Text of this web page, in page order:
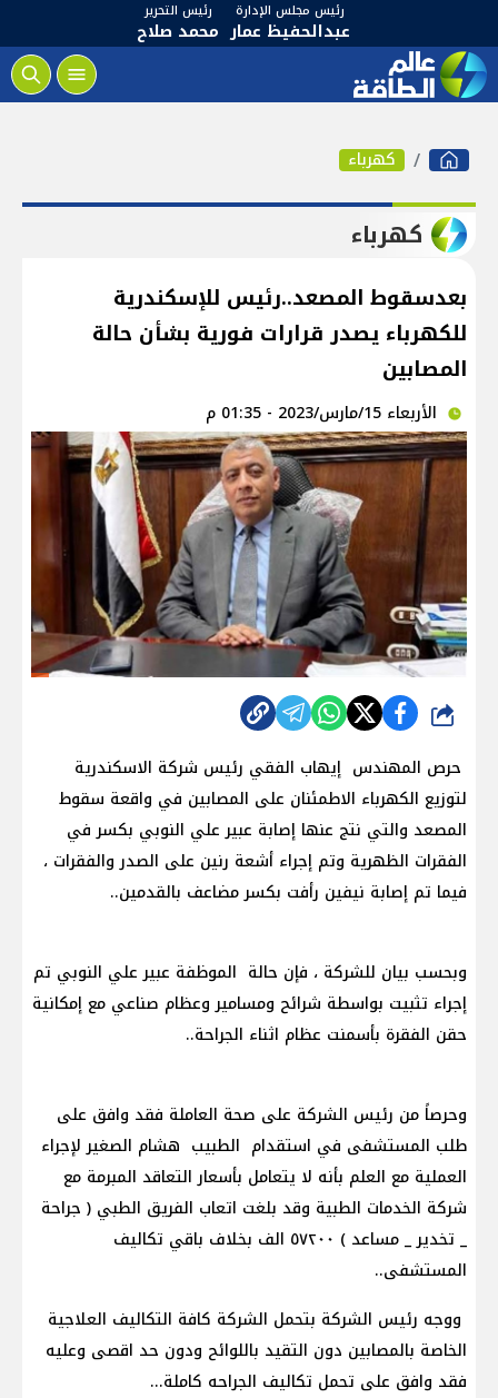
رئيس مجلس الإدارة
عبدالحفيظ عمار
رئيس التحرير
محمد صلاح
كهرباء
كهرباء
بعدسقوط المصعد..رئيس للإسكندرية
للكهرباء يصدر قرارات فورية بشأن حالة
المصابين
الأربعاء 15/مارس/2023 - 01:35 م
شارك
حرص المهندس إيهاب الفقي رئيس شركة الاسكندرية
لتوزيع الكهرباء الاطمئنان على المصابين في واقعة سقوط
المصعد والتي نتج عنها إصابة عبير علي النوبي بكسر في
الفقرات الظهرية وتم إجراء أشعة رنين على الصدر والفقرات ،
فيما تم إصابة نيفين رأفت بكسر مضاعف بالقدمين..
وبحسب بيان للشركة ، فإن حالة الموظفة عبير علي النوبي تم
إجراء تثبيت بواسطة شرائح ومسامير وعظام صناعي مع إمكانية
حقن الفقرة بأسمنت عظام اثناء الجراحة..
وحرصاً من رئيس الشركة على صحة العاملة فقد وافق على
طلب المستشفى في استقدام الطبيب هشام الصغير لإجراء
العملية مع العلم بأنه لا يتعامل بأسعار التعاقد المبرمة مع
شركة الخدمات الطبية وقد بلغت اتعاب الفريق الطبي ( جراحة
_ تخدير _ مساعد ) ٥٧٢٠٠ الف بخلاف باقي تكاليف
المستشفى..
ووجه رئيس الشركة بتحمل الشركة كافة التكاليف العلاجية
الخاصة بالمصابين دون التقيد باللوائح ودون حد اقصى وعليه
فقد وافق على تحمل تكاليف الجراحه كاملة...